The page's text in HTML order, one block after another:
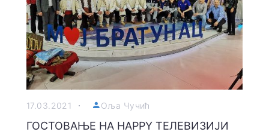
17.03.2021 Оља Чучић
ГОСТОВАЊЕ НА HAPPY ТЕЛЕВИЗИЈИ